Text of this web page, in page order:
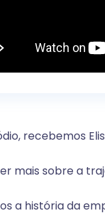
recebemos
mais sobre a
a história da